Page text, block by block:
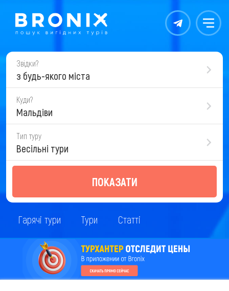
Контакты Меню
Звідки?
з будь-якого міста
Куди?
Мальдіви
Тип туру
Весільні тури
ПОКАЗАТИ
Гарячі тури Тури Статті